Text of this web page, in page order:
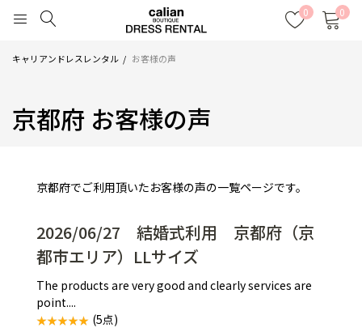
0 0
キャリアンドレスレンタル お客様の声
京都府 お客様の声
京都府でご利用頂いたお客様の声の一覧ページです。
2026/06/27 結婚式利用 京都府（京
都市エリア）LLサイズ
The products are very good and clearly services are
point....
(5点)